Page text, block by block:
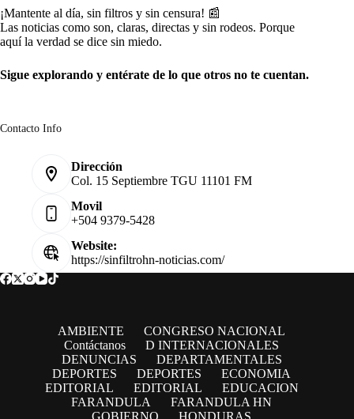
¡Mantente al día, sin filtros y sin censura! 📰
Las noticias como son, claras, directas y sin rodeos. Porque
aquí la verdad se dice sin miedo.
Sigue explorando y entérate de lo que otros no te cuentan.
Contacto Info
Dirección
Col. 15 Septiembre TGU 11101 FM
Movil
+504 9379-5428
Website:
https://sinfiltrohn-noticias.com/
AMBIENTE
CONGRESO NACIONAL
Contáctanos
D INTERNACIONALES
DENUNCIAS
DEPARTAMENTALES
DEPORTES
DEPORTES
ECONOMIA
EDITORIAL
EDITORIAL
EDUCACION
FARANDULA
FARANDULA HN
GOBIERNO
HONDURAS